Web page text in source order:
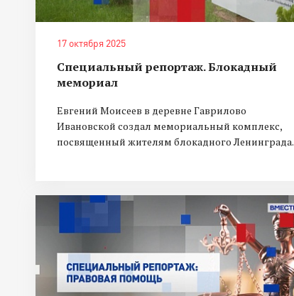
17 октября 2025
Специальный репортаж. Блокадный
мемориал
Евгений Моисеев в деревне Гаврилово
Ивановской создал мемориальный комплекс,
посвященный жителям блокадного Ленинграда.